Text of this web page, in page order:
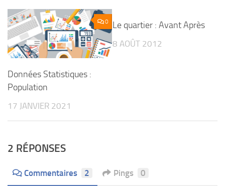
0
Données Statistiques :
Population
17 JANVIER 2021
Le quartier : Avant Après
8 AOÛT 2012
2 RÉPONSES
Commentaires 2 Pings 0